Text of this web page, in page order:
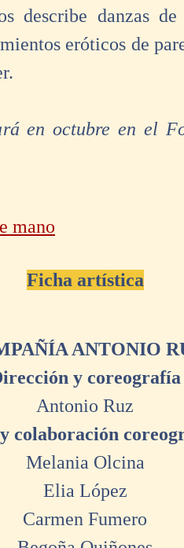
describe danzas
eróticos de
en octubre en el
mano
Ficha artística
ANTONIO
y coreografía
Antonio Ruz
colaboración
Melania Olcina
Elia López
Carmen Fumero